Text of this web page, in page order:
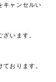
キャンセルい
います。
おります。